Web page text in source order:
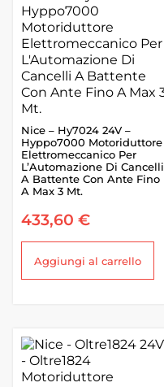
Nice – Hy7024 24V –
Hyppo7000 Motoriduttore
Elettromeccanico Per
L’Automazione Di Cancelli
A Battente Con Ante Fino
A Max 3 Mt.
433,60 €
Aggiungi al carrello